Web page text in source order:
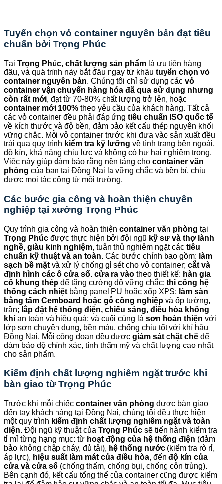
Tuyển chọn vỏ container nguyên bản đạt tiêu
chuẩn bởi Trọng Phúc
Tại Trọng Phúc, chất lượng sản phẩm là ưu tiên hàng
đầu, và quá trình này bắt đầu ngay từ khâu tuyển chọn vỏ
container nguyên bản. Chúng tôi chỉ sử dụng các vỏ
container vận chuyển hàng hóa đã qua sử dụng nhưng
còn rất mới, đạt từ 70-80% chất lượng trở lên, hoặc
container mới 100% theo yêu cầu của khách hàng. Tất cả
các vỏ container đều phải đáp ứng tiêu chuẩn ISO quốc tế
về kích thước và độ bền, đảm bảo kết cấu thép nguyên khối
vững chắc. Mỗi vỏ container trước khi đưa vào sản xuất đều
trải qua quy trình kiểm tra kỹ lưỡng về tình trạng bên ngoài,
độ kín, khả năng chịu lực và không có hư hại nghiêm trọng.
Việc này giúp đảm bảo rằng nền tảng cho container văn
phòng của bạn tại Đồng Nai là vững chắc và bền bỉ, chịu
được mọi tác động từ môi trường.
Các bước gia công và hoàn thiện chuyên
nghiệp tại xưởng Trọng Phúc
Quy trình gia công và hoàn thiện container văn phòng tại
Trọng Phúc được thực hiện bởi đội ngũ kỹ sư và thợ lành
nghề, giàu kinh nghiệm, tuân thủ nghiêm ngặt các tiêu
chuẩn kỹ thuật và an toàn. Các bước chính bao gồm: làm
sạch bề mặt và xử lý chống gỉ sét cho vỏ container; cắt và
định hình các ô cửa sổ, cửa ra vào theo thiết kế; hàn gia
cố khung thép để tăng cường độ vững chắc; thi công hệ
thống cách nhiệt bằng panel PU hoặc xốp XPS; làm sàn
bằng tấm Cemboard hoặc gỗ công nghiệp và ốp tường,
trần; lắp đặt hệ thống điện, chiếu sáng, điều hòa không
khí an toàn và hiệu quả; và cuối cùng là sơn hoàn thiện với
lớp sơn chuyên dụng, bền màu, chống chịu tốt với khí hậu
Đồng Nai. Mỗi công đoạn đều được giám sát chặt chẽ để
đảm bảo độ chính xác, tính thẩm mỹ và chất lượng cao nhất
cho sản phẩm.
Kiểm định chất lượng nghiêm ngặt trước khi
bàn giao từ Trọng Phúc
Trước khi mỗi chiếc container văn phòng được bàn giao
đến tay khách hàng tại Đồng Nai, chúng tôi đều thực hiện
một quy trình kiểm định chất lượng nghiêm ngặt và toàn
diện. Đội ngũ kỹ thuật của Trọng Phúc sẽ tiến hành kiểm tra
tỉ mỉ từng hạng mục: từ hoạt động của hệ thống điện (đảm
bảo không chập cháy, đủ tải), hệ thống nước (kiểm tra rò rỉ,
áp lực), hiệu suất làm mát của điều hòa, đến độ kín của
cửa và cửa sổ (chống thấm, chống bụi, chống côn trùng).
Bên cạnh đó, kết cấu tổng thể của container cũng được kiểm